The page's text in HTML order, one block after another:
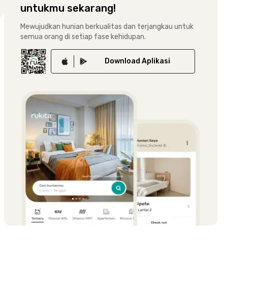
untukmu sekarang!
Mewujudkan hunian berkualitas dan terjangkau untuk
semua orang di setiap fase kehidupan.
Download Aplikasi